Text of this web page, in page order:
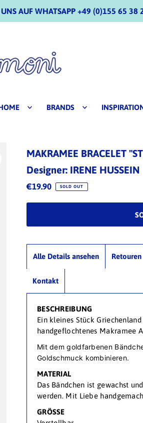
UNS AUF WHATSAPP +49 (0)155 65 38
BRANDS
MAKRAMEE BRACELET
Designer: IRENE HUSSEIN
€19.90 SOLD OUT
Alle Details ansehen Retouren
Kontakt
BESCHREIBUNG
Ein kleines Stück
handgeflochtenes Makramee
Mit dem goldfarbenen
Goldschmuck kombinieren.
MATERIAL
Das Bändchen ist gewachst
werden. Mit Liebe
GRÖSSE